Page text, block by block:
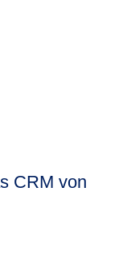
CRM von